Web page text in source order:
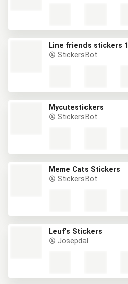
Line friends stickers 1
StickersBot
Mycutestickers
StickersBot
Meme Cats Stickers
StickersBot
Leuf's Stickers
Josepdal